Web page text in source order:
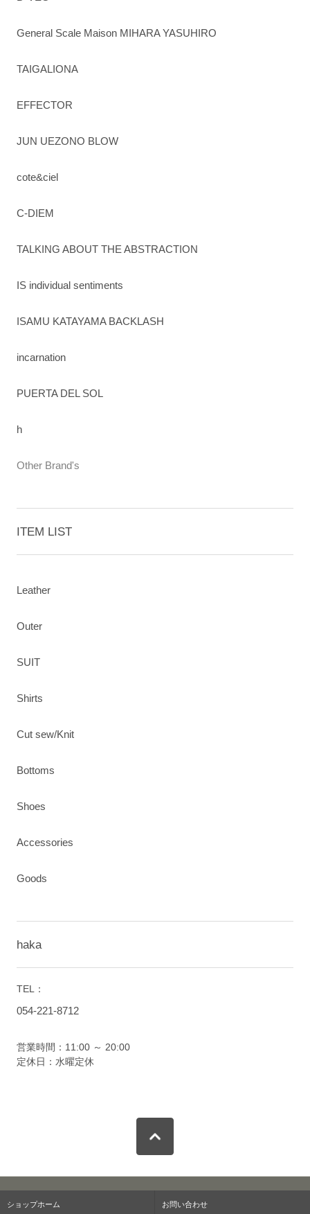
General Scale Maison MIHARA YASUHIRO
TAIGALIONA
EFFECTOR
JUN UEZONO BLOW
cote&ciel
C-DIEM
TALKING ABOUT THE ABSTRACTION
IS individual sentiments
ISAMU KATAYAMA BACKLASH
incarnation
PUERTA DEL SOL
h
Other Brand's
ITEM LIST
Leather
Outer
SUIT
Shirts
Cut sew/Knit
Bottoms
Shoes
Accessories
Goods
haka
TEL：
054-221-8712
営業時間：11:00 ～ 20:00
定休日：水曜定休
ショップホーム お問い合わせ